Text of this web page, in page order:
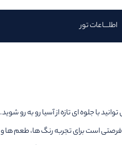
اطلـــاعات تور
با جلوه ای تازه از آسیا رو به رو
فرصتی است برای تجربه رنگ ها، طعم